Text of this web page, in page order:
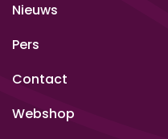
Nieuws
Pers
Contact
Webshop